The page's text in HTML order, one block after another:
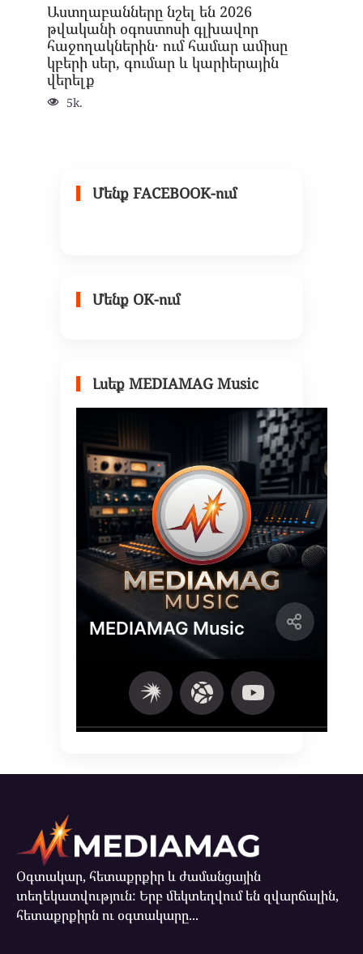
Աստղաբանները նշել են 2026
թվականի օգոստոսի գլխավոր
հաջողակներին․ ում համար ամիսը
կբերի սեր, գումար և կարիերային
վերելք
5k.
Մենք FACEBOOK-ում
Մենք OK-ում
Լսեք MEDIAMAG Music
Օգտակար, հետաքրքիր և ժամանցային
տեղեկատվություն: Երբ մեկտեղվում են զվարճալին,
հետաքրքիրն ու օգտակարը...